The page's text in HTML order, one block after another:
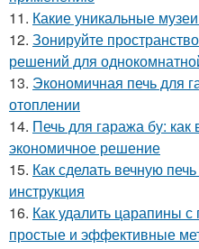
11. Какие уникальные
12. Зонируйте
решений для
13. Экономичная печь для
отоплении
14. Печь для гаража бу:
экономичное решение
15. Как сделать вечную
инструкция
16. Как удалить царапины с
простые и эффективные